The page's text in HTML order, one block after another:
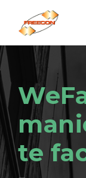
te